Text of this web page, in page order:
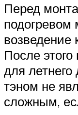
Перед
возведение
После этого
для
тэном не
сложным,